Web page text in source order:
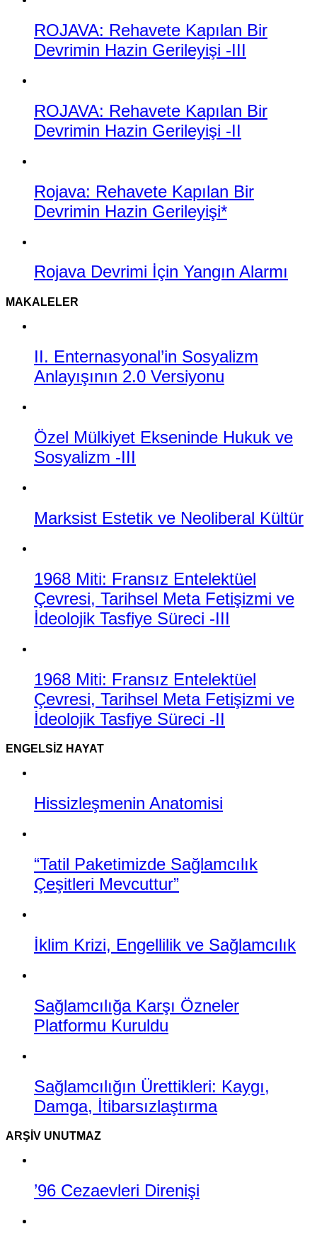
ROJAVA: Rehavete Kapılan Bir
Devrimin Hazin Gerileyişi -III
ROJAVA: Rehavete Kapılan Bir
Devrimin Hazin Gerileyişi -II
Rojava: Rehavete Kapılan Bir
Devrimin Hazin Gerileyişi*
Rojava Devrimi İçin Yangın Alarmı
MAKALELER
II. Enternasyonal’in Sosyalizm
Anlayışının 2.0 Versiyonu
Özel Mülkiyet Ekseninde Hukuk ve
Sosyalizm -III
Marksist Estetik ve Neoliberal Kültür
1968 Miti: Fransız Entelektüel
Çevresi, Tarihsel Meta Fetişizmi ve
İdeolojik Tasfiye Süreci -III
1968 Miti: Fransız Entelektüel
Çevresi, Tarihsel Meta Fetişizmi ve
İdeolojik Tasfiye Süreci -II
ENGELSIZ HAYAT
Hissizleşmenin Anatomisi
“Tatil Paketimizde Sağlamcılık
Çeşitleri Mevcuttur”
İklim Krizi, Engellilik ve Sağlamcılık
Sağlamcılığa Karşı Özneler
Platformu Kuruldu
Sağlamcılığın Ürettikleri: Kaygı,
Damga, İtibarsızlaştırma
ARŞIV UNUTMAZ
’96 Cezaevleri Direnişi